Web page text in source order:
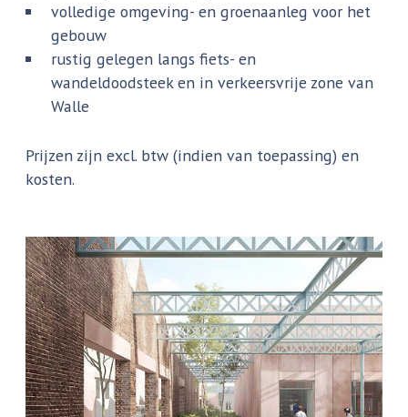
volledige omgeving- en groenaanleg voor het
gebouw
rustig gelegen langs fiets- en
wandeldoodsteek en in verkeersvrije zone van
Walle
Prijzen zijn excl. btw (indien van toepassing) en
kosten.